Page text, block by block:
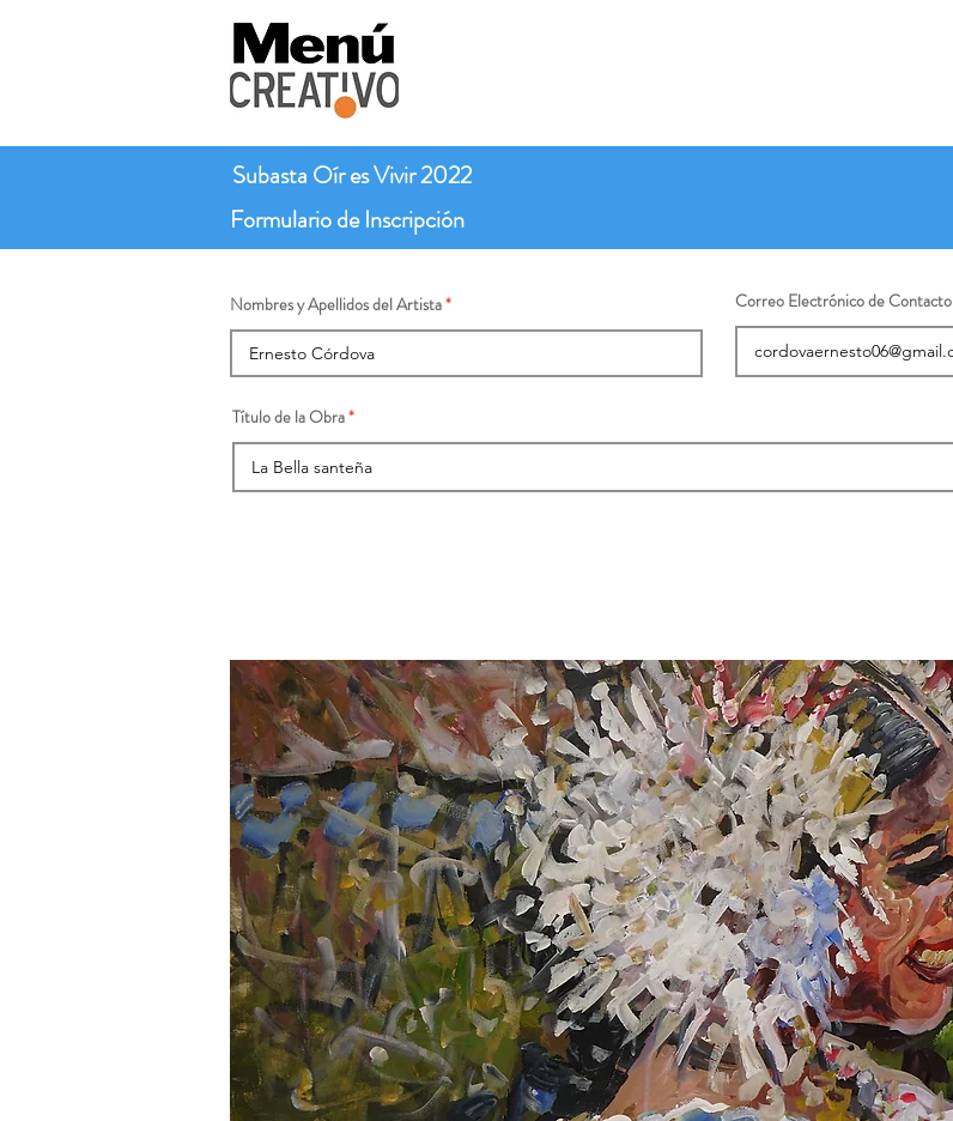
Subasta Oír es Vivir 2022
Formulario de Inscripción
Nombres y Apellidos del Artista Correo Electrónico de Contacto
Título de la Obra